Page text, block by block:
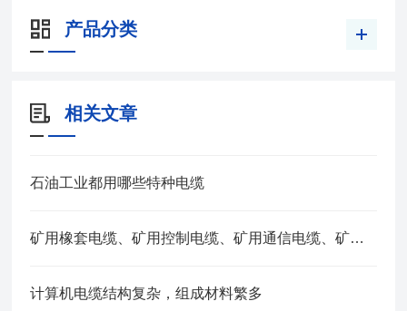
产品分类
相关文章
石油工业都用哪些特种电缆
矿用橡套电缆、矿用控制电缆、矿用通信电缆、矿用电力电缆、矿用计算机电缆区别，看完不选错
计算机电缆结构复杂，组成材料繁多